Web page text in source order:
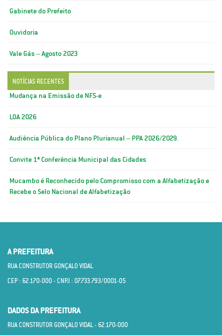
Gabinete do Prefeito
Ouvidoria
Vale Gás – Agosto 2023
NOTÍCIAS RECENTES
Mudança na Emissão de NFS-e
LOA 2026
Audiência Pública do Plano Plurianual – PPA 2026/2029.
Convite 1ª Conferência Municipal das Cidades
Mucambo é Reconhecido pelo Compromisso com a Alfabetização e
Recebe o Selo Nacional de Alfabetização
A PREFEITURA
RUA CONSTRUTOR GONÇALO VIDAL
CEP : 62.170­-000 - CNPJ : 07.733.793/0001­-05
DADOS DA PREFEITURA
RUA CONSTRUTOR GONÇALO VIDAL - 62.170­-000